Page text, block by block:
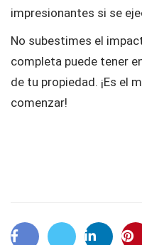
impresionantes si se
No subestimes el
completa puede tener
de tu propiedad. ¡Es el
comenzar!